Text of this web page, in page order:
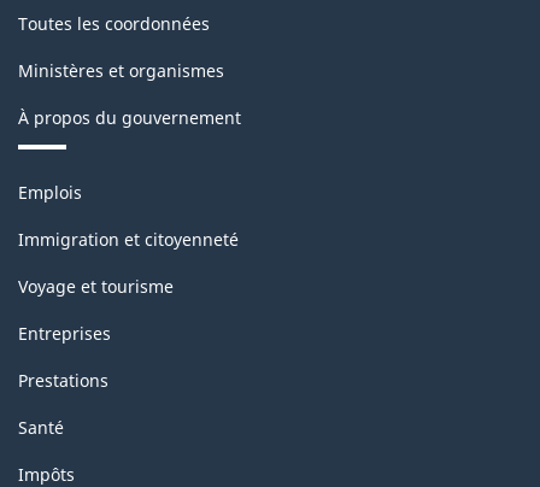
Toutes les coordonnées
Ministères et organismes
À propos du gouvernement
Thèmes
sujets
Emplois
Immigration et citoyenneté
Voyage et tourisme
Entreprises
Prestations
Santé
Impôts